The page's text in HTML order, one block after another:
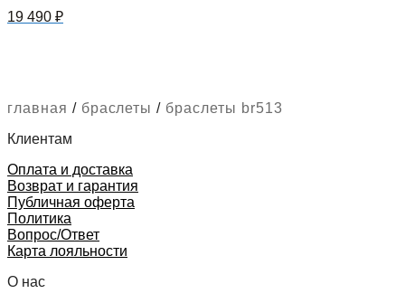
19 490 ₽
главная / браслеты / браслеты br513
Клиентам
Оплата и доставка
Возврат и гарантия
Публичная оферта
Политика
Вопрос/Ответ
Карта лояльности
О нас